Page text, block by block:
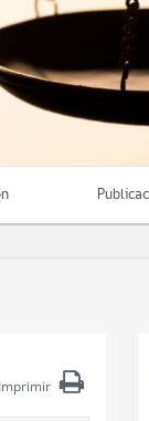
Imprimir